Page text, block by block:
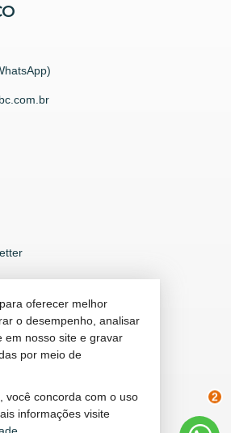
para oferecer melhor
o desempenho, analisar
em nosso site e gravar
por meio de
você concorda com o uso
informações visite